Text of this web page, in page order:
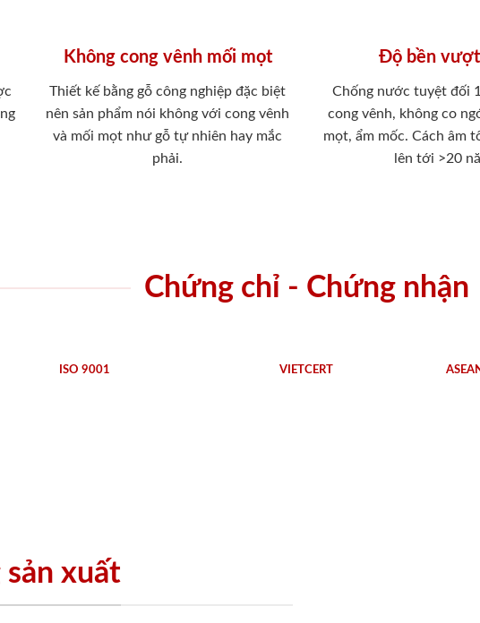
Không cong vênh mối mọt
Thiết kế bằng gỗ công nghiệp đặc biệt
nên sản phẩm nói không với cong vênh
và mối mọt như gỗ tự nhiên hay mắc
phải.
Độ bền
Chống nước tuyệt đối
cong vênh, không co
mọt, ẩm mốc. Cách âm
lên tới >20
Chứng chỉ - Chứng nhận
ISO 9001 VIETCERT
sản xuất